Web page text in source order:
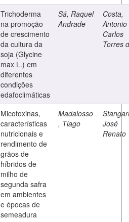
Trichoderma
na promoção
de crescimento
da cultura da
soja (Glycine
max L.) em
diferentes
condições
edafoclimáticas
Sá, Raquel
Andrade
Costa,
Antonio
Carlos
Torres
Micotoxinas,
características
nutricionais e
rendimento de
grãos de
híbridos de
milho de
segunda safra
em ambientes
e épocas de
semeadura
Madalosso
, Tiago
José
Renato